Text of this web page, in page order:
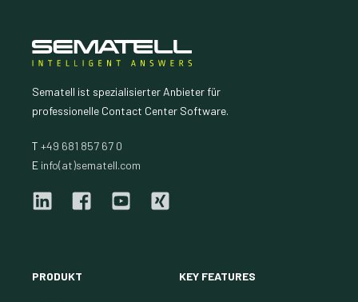
Sematell ist spezialisierter Anbieter für
professionelle Contact Center Software.
T +49 681 857 67 0
E info(at)sematell.com
PRODUKT KEY FEATURES